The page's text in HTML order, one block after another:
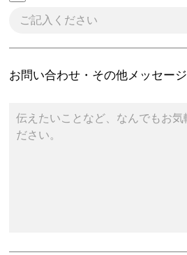
お問い合わせ・その他メッセージ